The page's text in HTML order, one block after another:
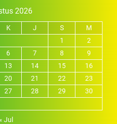
2026
K J S
M
1
2
6 7 8
9
13 14 15
16
20 21 22
23
27 28 29
30
Jul